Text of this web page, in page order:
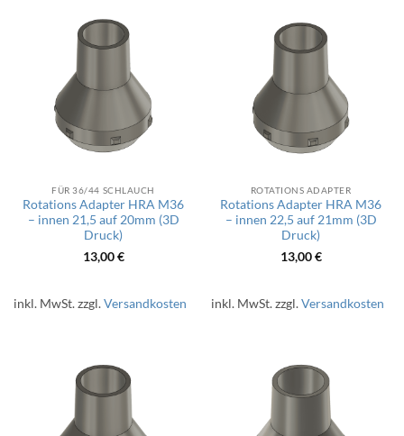
FÜR 36/44 SCHLAUCH
Rotations Adapter HRA M36
– innen 21,5 auf 20mm (3D
Druck)
13,00€
inkl. MwSt.zzgl.Versandkosten
ROTATIONS ADAPTER
Rotations Adapter HRA M36
– innen 22,5 auf 21mm (3D
Druck)
13,00€
inkl. MwSt.zzgl.Versandkosten